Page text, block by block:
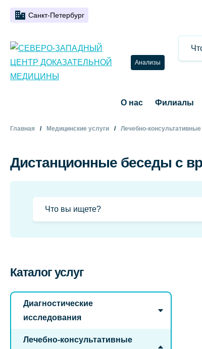
Санкт-Петербург
Анализы
О нас Филиалы
Главная Медицинские услуги Лечебно-консультативные
Дистанционные беседы с
Каталог услуг
Диагностические
исследования
Лечебно-консультативные